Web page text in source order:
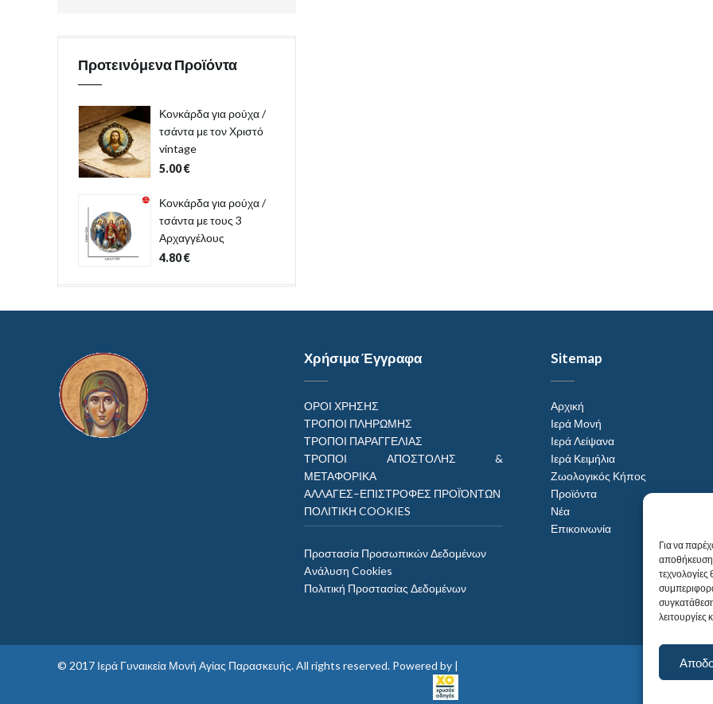
Για να
αποθήκευση
λειτουργίες
Προτεινόμενα Προϊόντα
Κονκάρδα για ρούχα /
τσάντα με τον Χριστό
vintage
5.00€
Κονκάρδα για ρούχα /
τσάντα με τους 3
Αρχαγγέλους
4.80€
Χρήσιμα Έγγραφα
ΟΡΟΙ ΧΡΗΣΗΣ
ΤΡΟΠΟΙ ΠΛΗΡΩΜΗΣ
ΤΡΟΠΟΙ ΠΑΡΑΓΓΕΛΙΑΣ
ΤΡΟΠΟΙ ΑΠΟΣΤΟΛΗΣ &
ΜΕΤΑΦΟΡΙΚΑ
ΑΛΛΑΓΕΣ–ΕΠΙΣΤΡΟΦΕΣ ΠΡΟΪΌΝΤΩΝ
ΠΟΛΙΤΙΚΗ COOKIES
Προστασία Προσωπικών Δεδομένων
Aνάλυση Cookies
Πολιτική Προστασίας Δεδομένων
Sitemap
Αρχική
Ιερά Μονή
Ιερά Λείψανα
Ιερά Κειμήλια
Ζωολογικός Κήπος
Προϊόντα
Νέα
Επικοινωνία
© 2017 Ιερά Γυναικεία Μονή Αγίας Παρασκευής. All rights reserved. Powered by |